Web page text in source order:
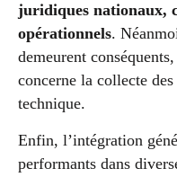
juridiques nationaux,
opérationnels.
demeurent
concerne la collecte
technique.
Enfin, l’intégration
performants dans